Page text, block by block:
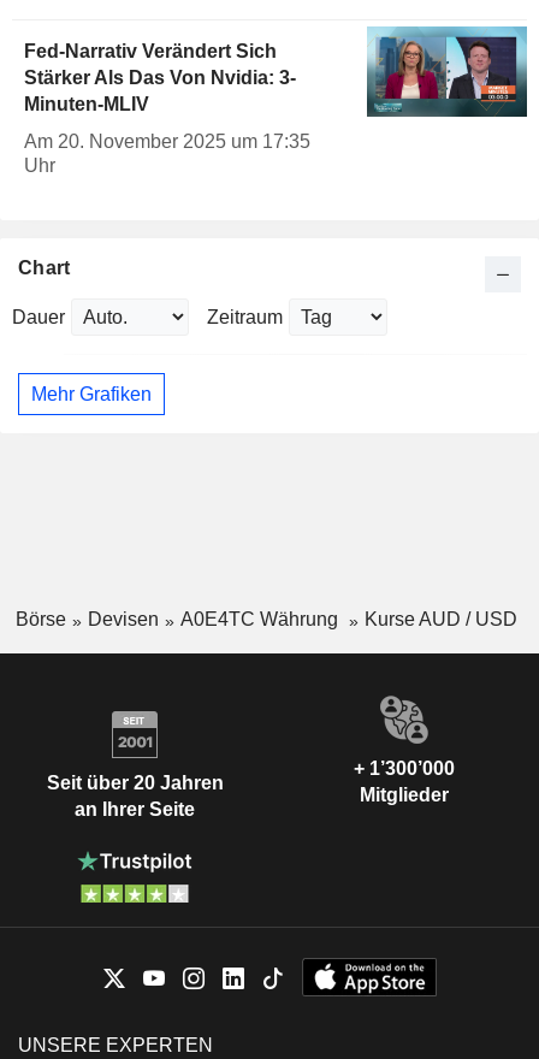
Fed-Narrativ Verändert Sich
Stärker Als Das Von Nvidia: 3-
Minuten-MLIV
Am 20. November 2025 um 17:35
Uhr
Chart
Dauer Zeitraum
Mehr Grafiken
Börse Devisen A0E4TC Währung Kurse AUD / USD
Seit über 20 Jahren
an Ihrer Seite
+ 1’300’000
Mitglieder
UNSERE EXPERTEN